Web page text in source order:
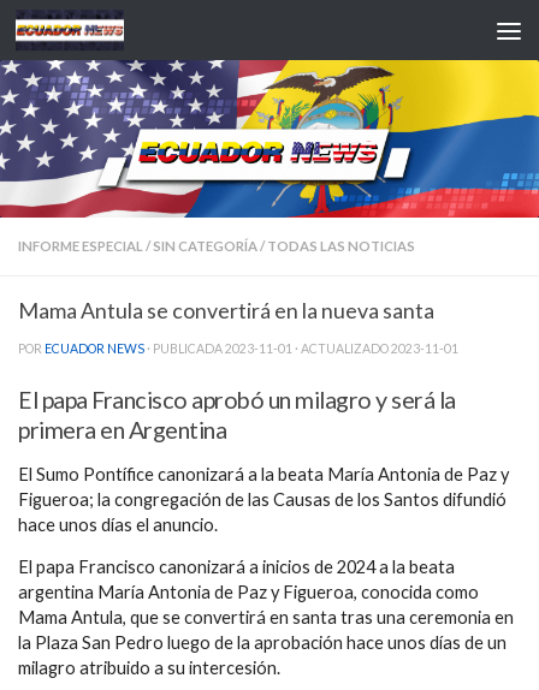
Saltar al contenido
INFORME ESPECIAL / SIN CATEGORÍA/ TODAS LAS NOTICIAS
Mama Antula se convertirá en la nueva santa
POR ECUADOR NEWS · PUBLICADA2023-11-01 · ACTUALIZADO2023-11-01
El papa Francisco aprobó un milagro y será la
primera en Argentina
El Sumo Pontífice canonizará a la beata María Antonia de Paz y
Figueroa; la congregación de las Causas de los Santos difundió
hace unos días el anuncio.
El papa Francisco canonizará a inicios de 2024 a la beata
argentina María Antonia de Paz y Figueroa, conocida como
Mama Antula, que se convertirá en santa tras una ceremonia en
la Plaza San Pedro luego de la aprobación hace unos días de un
milagro atribuido a su intercesión.